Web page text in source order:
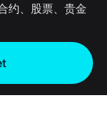
约、股票、贵金